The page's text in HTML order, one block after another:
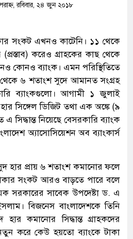
রবিবার, ২৪ জুন ২০১৮
সংকট এখনও কাটেনি। ১১ থেকে
করেও গ্রাহকের কাছ থেকে
কোনও ব্যাংক। এমন পরিস্থিতিতে
৬ শতাংশ সুদে আমানত সংগ্রহ
ব্যাংকগুলো। আগামী ১ জুলাই
সিঙ্গেল ডিজিট তথা এক অঙ্কে (৯
সিদ্ধান্ত নিয়েছে বেসরকারি ব্যাংক
অ্যাসোসিয়েশন অব ব্যাংকার্স
হার প্রায় ৬ শতাংশ কমানোর ফলে
সংকট আরও বাড়তে পারে বলে
সরকারের সাবেক উপদেষ্টা ড. এ
বিজনেস বাংলাদেশকে তিনি
কমানোর সিদ্ধান্ত গ্রাহকদের
করে কেউ হয়তো ব্যাংকে টাকা